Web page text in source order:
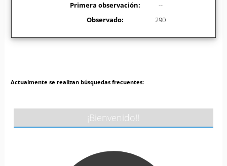
Primera observación:
--
Observado:
290
Actualmente se realizan búsquedas frecuentes:
¡Bienvenido!!